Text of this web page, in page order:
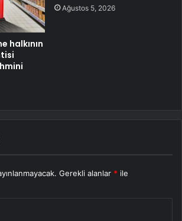
halkının
Ağustos 5, 2026
Gerekli alanlar * ile